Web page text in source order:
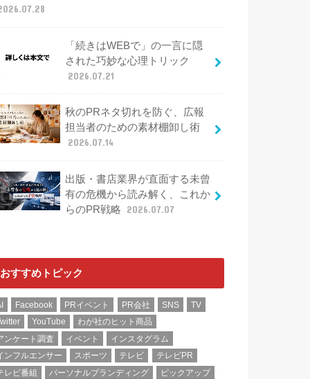
「続きはWEBで」の一言に隠
された巧妙な心理トリック
2026.07.21
秋のPRネタ切れを防ぐ、広報
担当者のための素材棚卸し術
2026.07.14
出版・書店業界が直面する未曾
有の危機から読み解く、これか
らのPR戦略
2026.07.07
おすすめトピック
Facebook PRイベント PR会社 SNS
TV
YouTube
わが社のヒット商品
ンケート調査
イベント
インスタグラム
ンフルエンサー
スポーツ テレビ
テレビPR
レビ番組
パーソナルブランディング
ピックアップ